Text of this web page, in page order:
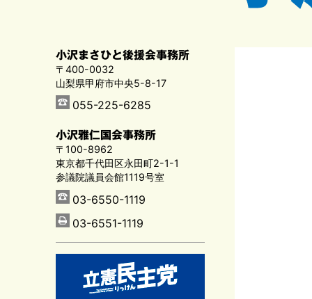
小沢まさひと後援会事務所
〒400-0032
山梨県甲府市中央5-8-17
055-225-6285
小沢雅仁国会事務所
〒100-8962
東京都千代田区永田町2-1-1
参議院議員会館1119号室
03-6550-1119
03-6551-1119